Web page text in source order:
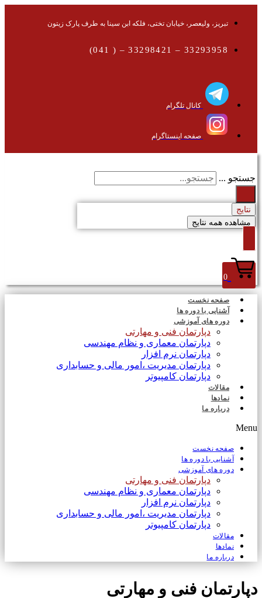
تبریز، ولیعصر، خیابان تختی، فلکه ابن سینا به طرف پارک زیتون
33293958 – 33298421 – ( 041)
کانال تلگرام
صفحه اینستاگرام
جستجو ...
نتایج
مشاهده همه نتایج
0
صفحه نخست
آشنایی با دوره ها
دوره های آموزشی
دپارتمان فنی و مهارتی
دپارتمان معماری و نظام مهندسی
دپارتمان نرم افزار
دپارتمان مدیریت ،امور مالی و حسابداری
دپارتمان کامپیوتر
مقالات
نمادها
درباره ما
Menu
صفحه نخست
آشنایی با دوره ها
دوره های آموزشی
دپارتمان فنی و مهارتی
دپارتمان معماری و نظام مهندسی
دپارتمان نرم افزار
دپارتمان مدیریت ،امور مالی و حسابداری
دپارتمان کامپیوتر
مقالات
نمادها
درباره ما
دپارتمان فنی و مهارتی